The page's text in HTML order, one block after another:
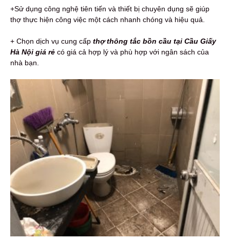
+Sử dụng công nghệ tiên tiến và thiết bị chuyên dụng sẽ giúp
thợ thực hiện công việc một cách nhanh chóng và hiệu quả.
+ Chọn dịch vụ cung cấp thợ thông tắc bồn cầu tại Cầu Giấy
Hà Nội giá rẻ có giá cả hợp lý và phù hợp với ngân sách của
nhà bạn.